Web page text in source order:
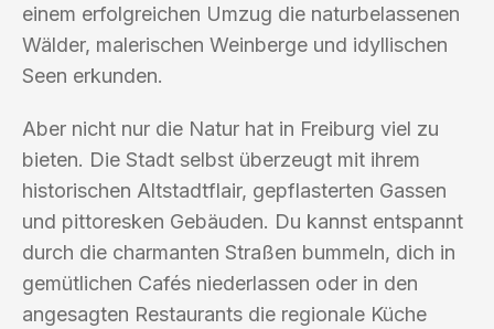
einem erfolgreichen Umzug die naturbelassenen
Wälder, malerischen Weinberge und idyllischen
Seen erkunden.
Aber nicht nur die Natur hat in Freiburg viel zu
bieten. Die Stadt selbst überzeugt mit ihrem
historischen Altstadtflair, gepflasterten Gassen
und pittoresken Gebäuden. Du kannst entspannt
durch die charmanten Straßen bummeln, dich in
gemütlichen Cafés niederlassen oder in den
angesagten Restaurants die regionale Küche